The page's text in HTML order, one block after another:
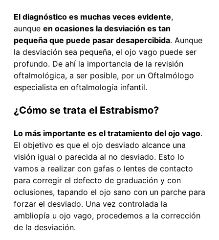
El diagnóstico es muchas veces evidente,
aunque en ocasiones la desviación es tan
pequeña que puede pasar desapercibida. Aunque
la desviación sea pequeña, el ojo vago puede ser
profundo. De ahí la importancia de la revisión
oftalmológica, a ser posible, por un Oftalmólogo
especialista en oftalmología infantil.
¿Cómo se trata el Estrabismo?
Lo más importante es el tratamiento del ojo vago.
El objetivo es que el ojo desviado alcance una
visión igual o parecida al no desviado. Esto lo
vamos a realizar con gafas o lentes de contacto
para corregir el defecto de graduación y con
oclusiones, tapando el ojo sano con un parche para
forzar el desviado. Una vez controlada la
ambliopía u ojo vago, procedemos a la corrección
de la desviación.